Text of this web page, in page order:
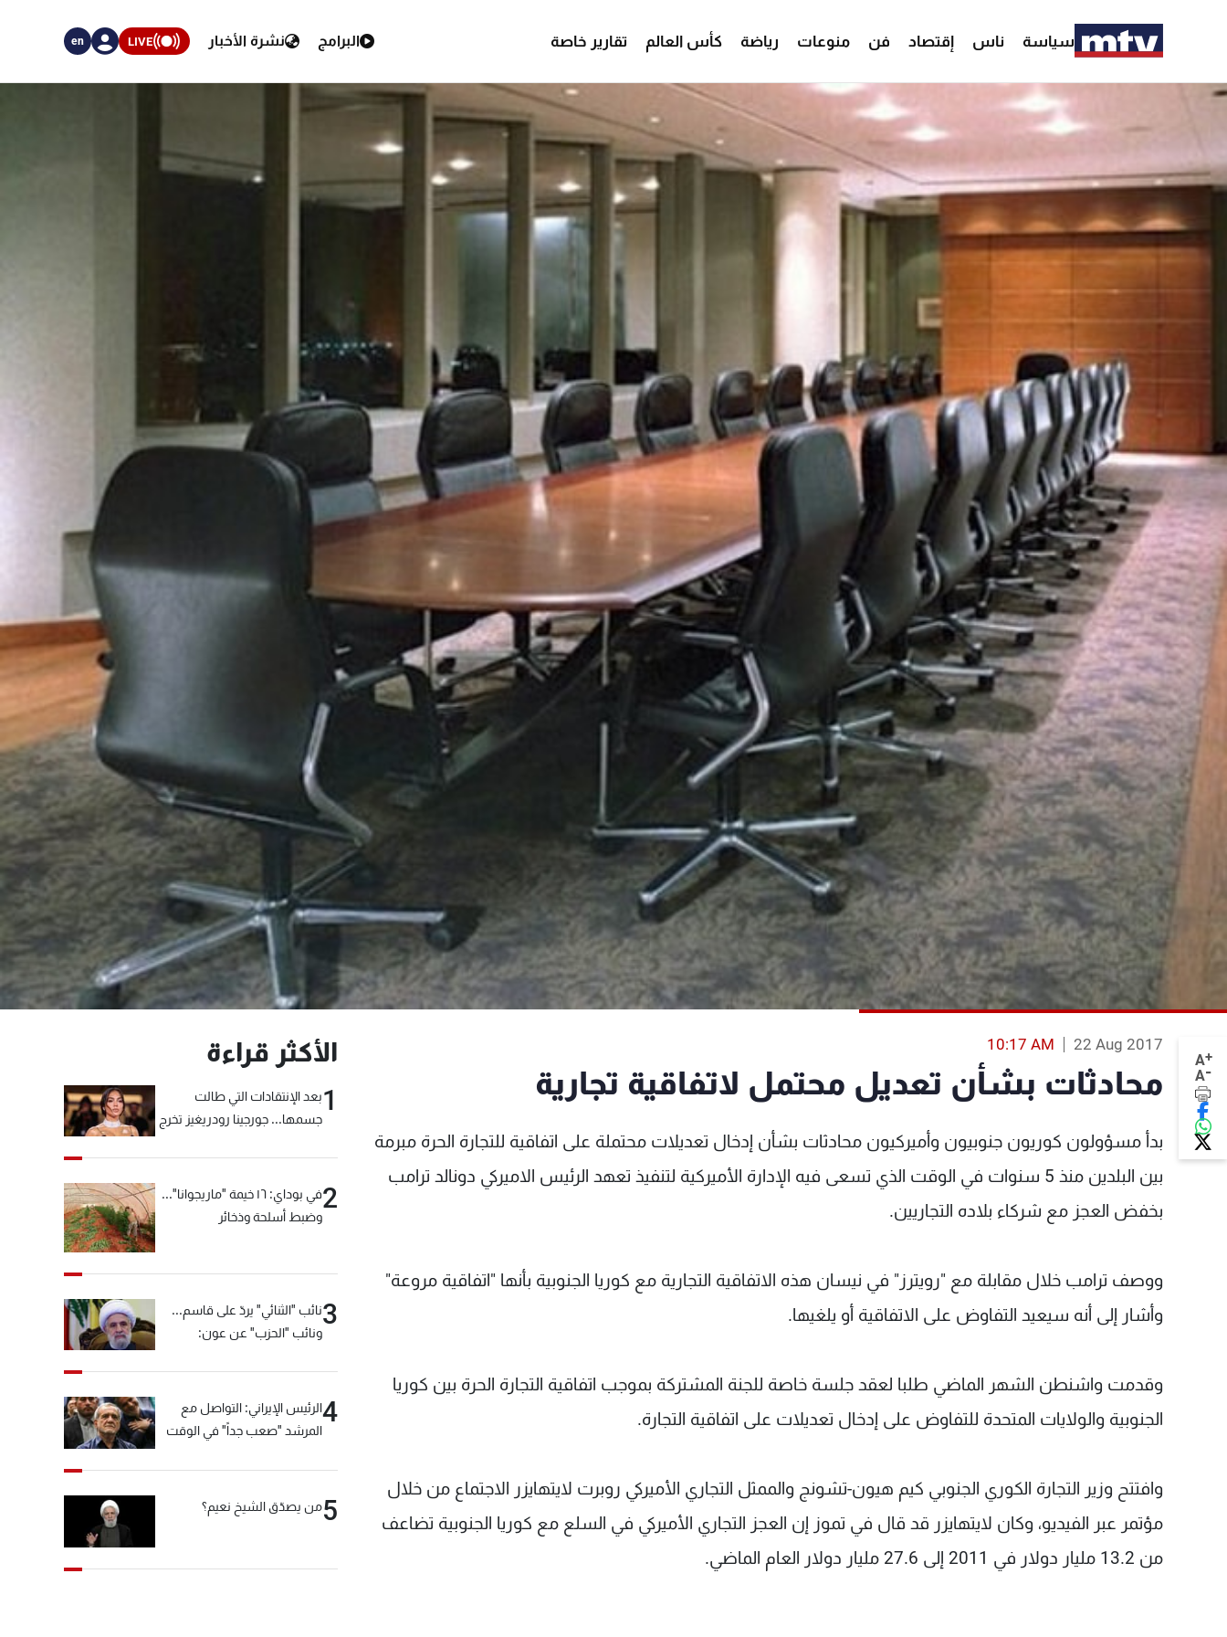
سياسة ناس إقتصاد فن منوعات رياضة كأس العالم تقارير خاصة البرامج نشرة الأخبار LIVE
en
A+
A-
22 Aug 2017
10:17 AM
محادثات بشأن تعديل محتمل لاتفاقية تجارية
بدأ مسؤولون كوريون جنوبيون وأميركيون محادثات بشأن إدخال تعديلات محتملة على اتفاقية للتجارة الحرة مبرمة
بين البلدين منذ 5 سنوات في الوقت الذي تسعى فيه الإدارة الأميركية لتنفيذ تعهد الرئيس الاميركي دونالد ترامب
بخفض العجز مع شركاء بلاده التجاريين.
ووصف ترامب خلال مقابلة مع "رويترز" في نيسان هذه الاتفاقية التجارية مع كوريا الجنوبية بأنها "اتفاقية مروعة"
وأشار إلى أنه سيعيد التفاوض على الاتفاقية أو يلغيها.
وقدمت واشنطن الشهر الماضي طلبا لعقد جلسة خاصة للجنة المشتركة بموجب اتفاقية التجارة الحرة بين كوريا
الجنوبية والولايات المتحدة للتفاوض على إدخال تعديلات على اتفاقية التجارة.
وافتتح وزير التجارة الكوري الجنوبي كيم هيون-تشونج والممثل التجاري الأميركي روبرت لايتهايزر الاجتماع من خلال
مؤتمر عبر الفيديو، وكان لايتهايزر قد قال في تموز إن العجز التجاري الأميركي في السلع مع كوريا الجنوبية تضاعف
من 13.2 مليار دولار في 2011 إلى 27.6 مليار دولار العام الماضي.
الأكثر قراءة
1بعد الإنتقادات التي طالت
جسمها... جورجينا رودريغيز تخرج
2
في بوداي: ١٦ خيمة "ماريجوانا"...
وضبط أسلحة وذخائر
3نائب "الثنائي" يردّ على قاسم...
ونائب "الحزب" عن عون:
4الرئيس الإيراني: التواصل مع
المرشد "صعب جداً" في الوقت
5من يصدّق الشيخ نعيم؟